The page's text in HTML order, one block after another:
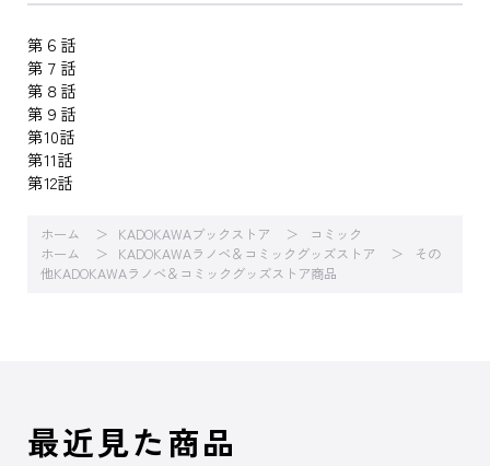
第６話
第７話
第８話
第９話
第10話
第11話
第12話
ホーム KADOKAWAブックストア
コミック
ホーム
KADOKAWAラノベ＆コミックグッズストア
その
他KADOKAWAラノベ＆コミックグッズストア商品
最近見た商品